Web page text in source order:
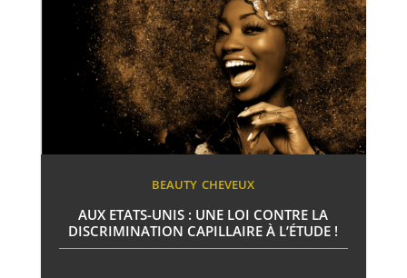
BEAUTY CHEVEUX
AUX ETATS-UNIS : UNE LOI CONTRE LA
DISCRIMINATION CAPILLAIRE À L’ÉTUDE !